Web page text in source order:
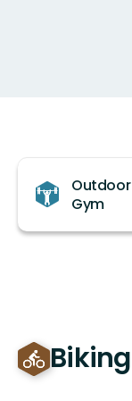
Outdoor
Gym
Biking